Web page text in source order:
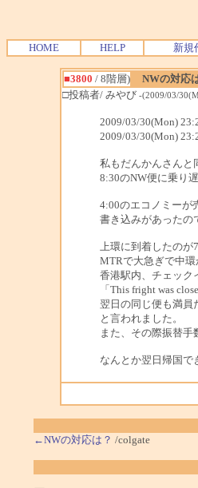
HOME HELP 新規
■3800 / 8階層)
NWの対応
□投稿者/ みやび -(2009/03/
2009/03/30(Mon)
2009/03/30(Mon)
私もだんかんさんと
8:30のNW便に乗り
4:00のエコノミーが
書き込みがあったの
上環に到着したのが
MTRで大急ぎで中環
香港駅内、チェック
「This fright was
翌日の同じ便も満員
と言われました。
また、その際振替手
なんとか翌日帰国で
←NWの対応は？ /colgate